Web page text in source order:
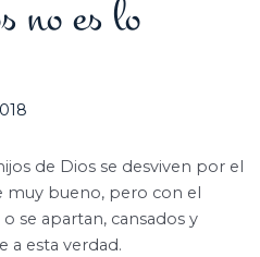
no es lo
de Dios se desviven por el
muy bueno, pero con el
se apartan, cansados y
a esta verdad.